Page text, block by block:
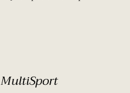
MultiSport